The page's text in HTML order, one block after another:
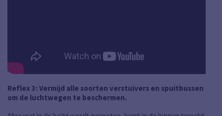
Reflex 3: Vermijd alle soorten verstuivers en spuitbussen
om de luchtwegen te beschermen.